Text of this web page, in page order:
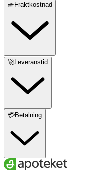
🧺Fraktkostnad
🚀Leveranstid
💳Betalning